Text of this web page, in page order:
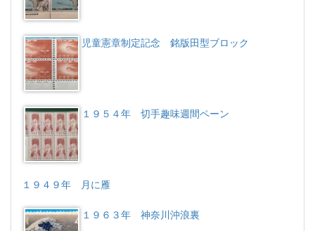
児童憲章制定記念 銘版田型ブロック
１９５４年 切手趣味週間ペーン
１９４９年 月に雁
１９６３年 神奈川沖浪裏